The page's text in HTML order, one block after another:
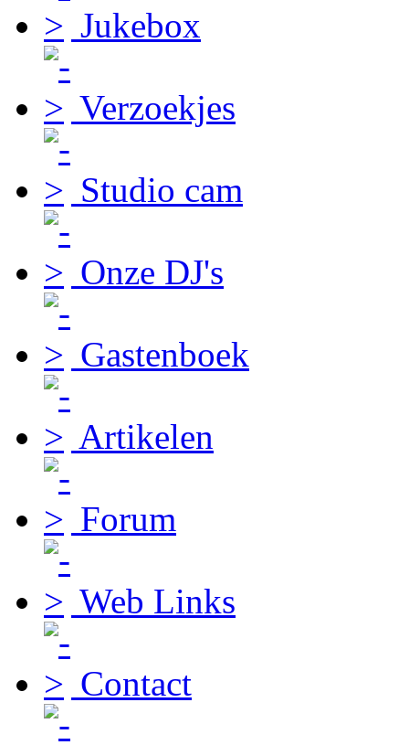
Jukebox
Verzoekjes
Studio cam
Onze DJ's
Gastenboek
Artikelen
Forum
Web Links
Contact